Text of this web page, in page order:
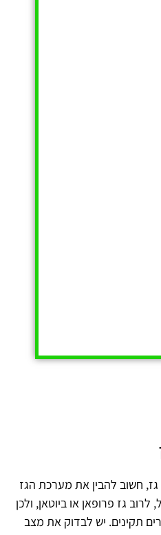
חשוב להבין את מערכת הגז
גז פרופאן או ביוטאן, ולכן
תקינים. יש לבדוק את מצב